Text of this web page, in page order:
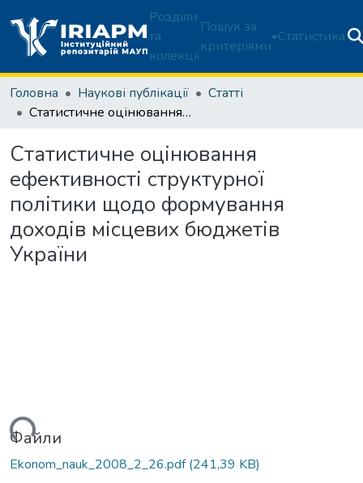
Розділи
та
колекції
Пошук за
критеріями
Статистика
Головна Наукові публікації
Статті
Статистичне оцінювання ефективності структурної політики щодо формування доходів місцевих бюджетів України
Статистичне оцінювання
ефективності структурної
політики щодо формування
доходів місцевих бюджетів
України
Файли
Ekonom_nauk_2008_2_26.pdf(241,39 KB)